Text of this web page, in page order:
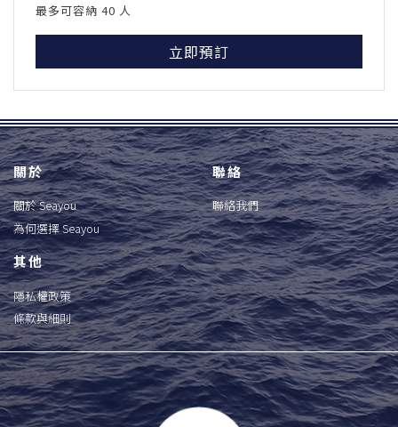
最多可容納 40 人
立即預訂
關於
關於 Seayou
為何選擇 Seayou
聯絡
聯絡我們
其他
隱私權政策
條款與細則